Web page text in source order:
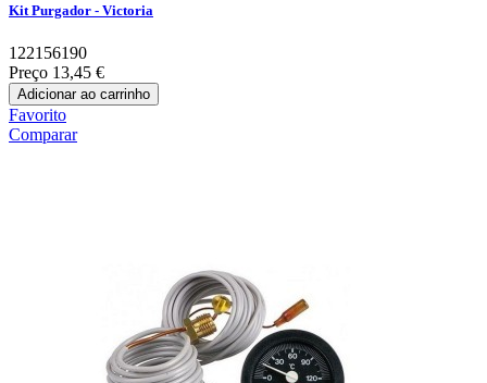
Kit Purgador - Victoria
122156190
Preço 13,45 €
Adicionar ao carrinho
Favorito
Comparar